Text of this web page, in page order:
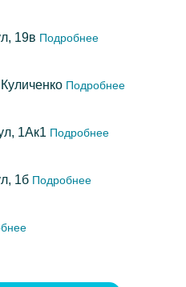
19в Подробнее
Подробнее
1Ак1 Подробнее
1б Подробнее